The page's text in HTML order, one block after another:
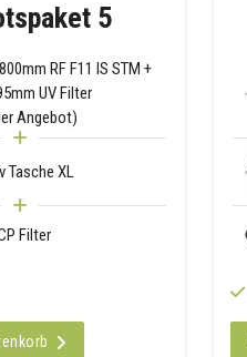
5
RF F11 IS STM +
UV Filter
Angebot)
Tasche XL
Filter